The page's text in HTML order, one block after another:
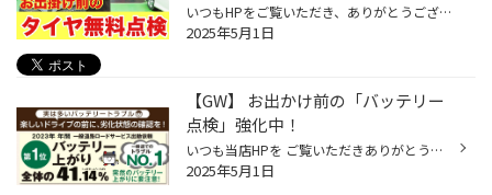
いつもHPをご覧いただき、ありがとうございます。 タイヤ館アプリダウンロードでお得にタイヤGET 詳しくはこちら みなさまのクルマのタイヤは安心して使えますか？ ゴールデンウィークにクルマでお出掛けをご予定されるみなさま、お出掛け前にタイヤ館でタイヤ点検しませんか？ ゴールデンウィーク...
2025年5月1日
【GW】 お出かけ前の「バッテリー
点検」強化中！
いつも当店HPを ご覧いただきありがとうございます。 タイヤ館アプリダウンロードでお得にタイヤGET‼ ＼こちらから／ お出かけ中、おクルマのトラブルで多い「バッテリー」 定期的に点検・交換されていますか？ ◆ トラブルの多い「バッテリーあがり」 ◆ 行楽のためのお出かけ時だけでなく、 出勤時...
2025年5月1日